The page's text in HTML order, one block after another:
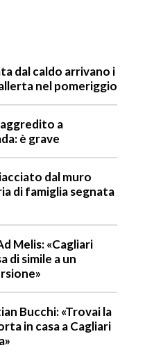
dal caldo arrivano i
nel pomeriggio
a
è grave
dal muro
di famiglia segnata
Melis: «Cagliari
di simile a un
Bucchi: «Trovai la
in casa a Cagliari